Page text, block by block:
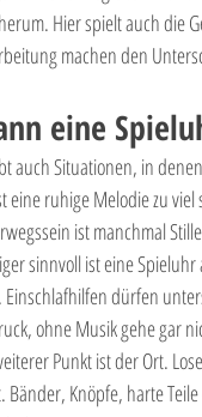
Hier spielt auch die
machen den
eine
auch Situationen, in
eine ruhige Melodie zu
ist manchmal
sinnvoll ist eine
dürfen
ohne Musik gehe gar
Punkt ist der Ort.
Bänder, Knöpfe, harte